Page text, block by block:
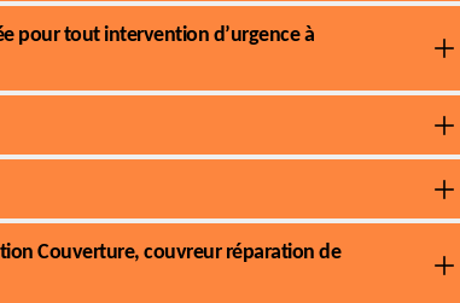
pour tout intervention d’urgence à
Couverture, couvreur réparation de